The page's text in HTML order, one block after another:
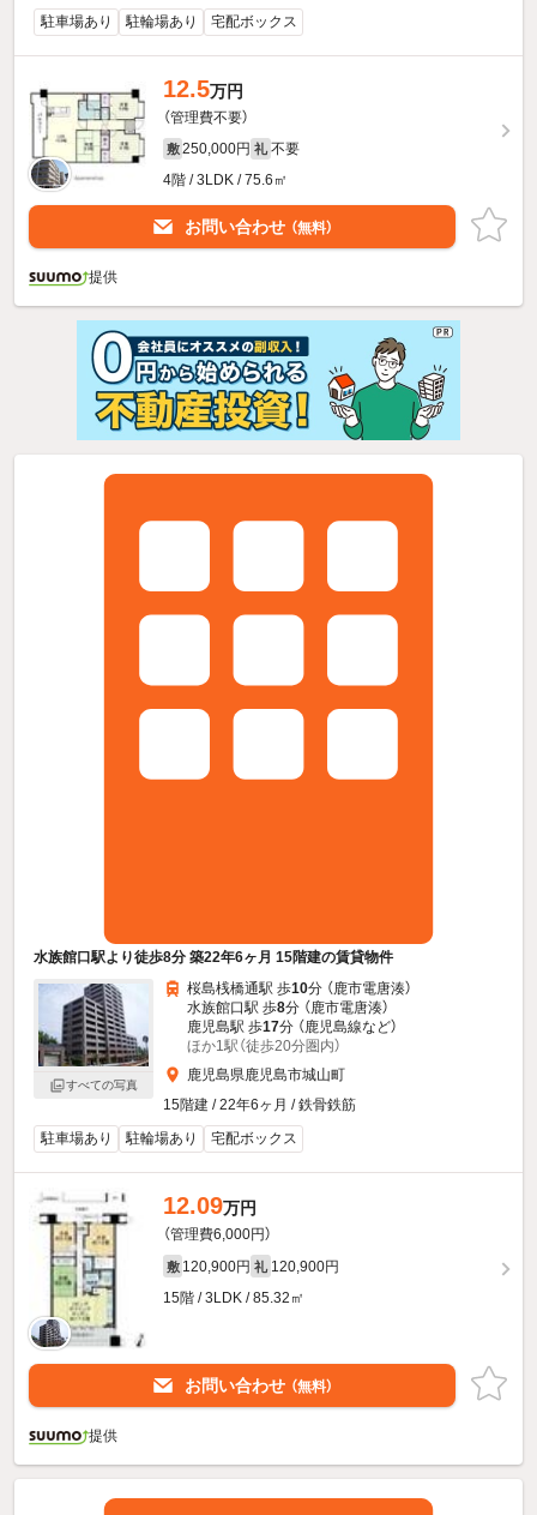
駐車場あり 駐輪場あり 宅配ボックス
12.5万円
（管理費不要）
敷 250,000円 礼 不要
4階 / 3LDK / 75.6㎡
お問い合わせ （無料）
提供
水族館口駅より徒歩8分 築22年6ヶ月 15階建の賃貸物件
すべての写真
桜島桟橋通駅 歩10分 （鹿市電唐湊）
水族館口駅 歩8分 （鹿市電唐湊）
鹿児島駅 歩17分 （鹿児島線など）
ほか1駅（徒歩20分圏内）
鹿児島県鹿児島市城山町
15階建 / 22年6ヶ月 / 鉄骨鉄筋
駐車場あり
駐輪場あり 宅配ボックス
12.09万円
（管理費6,000円）
敷 120,900円 礼 120,900円
15階 / 3LDK / 85.32㎡
お問い合わせ （無料）
提供